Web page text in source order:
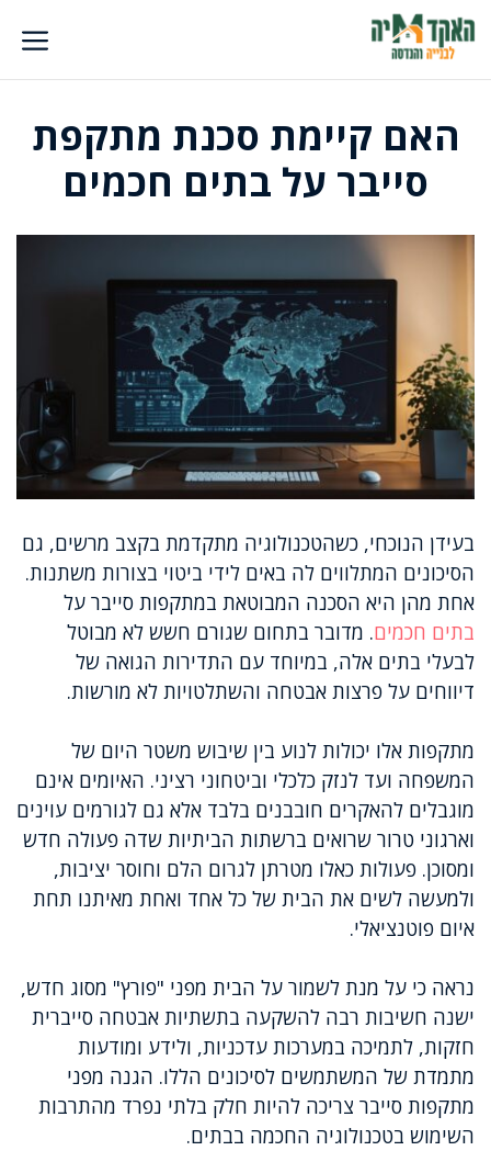
לדלג
לתוכן
האם קיימת סכנת מתקפת
סייבר על בתים חכמים
בעידן הנוכחי, כשהטכנולוגיה מתקדמת בקצב מרשים, גם
הסיכונים המתלווים לה באים לידי ביטוי בצורות משתנות.
אחת מהן היא הסכנה המבוטאת במתקפות סייבר על
בתים חכמים. מדובר בתחום שגורם חשש לא מבוטל
לבעלי בתים אלה, במיוחד עם התדירות הגואה של
דיווחים על פרצות אבטחה והשתלטויות לא מורשות.
מתקפות אלו יכולות לנוע בין שיבוש משטר היום של
המשפחה ועד לנזק כלכלי וביטחוני רציני. האיומים אינם
מוגבלים להאקרים חובבנים בלבד אלא גם לגורמים עוינים
וארגוני טרור שרואים ברשתות הביתיות שדה פעולה חדש
ומסוכן. פעולות כאלו מטרתן לגרום הלם וחוסר יציבות,
ולמעשה לשים את הבית של כל אחד ואחת מאיתנו תחת
איום פוטנציאלי.
נראה כי על מנת לשמור על הבית מפני "פורץ" מסוג חדש,
ישנה חשיבות רבה להשקעה בתשתיות אבטחה סייברית
חזקות, לתמיכה במערכות עדכניות, ולידע ומודעות
מתמדת של המשתמשים לסיכונים הללו. הגנה מפני
מתקפות סייבר צריכה להיות חלק בלתי נפרד מהתרבות
השימוש בטכנולוגיה החכמה בבתים.